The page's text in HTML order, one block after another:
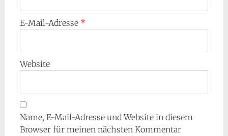
E-Mail-Adresse *
Website
Name, E-Mail-Adresse und Website in diesem
Browser für meinen nächsten Kommentar